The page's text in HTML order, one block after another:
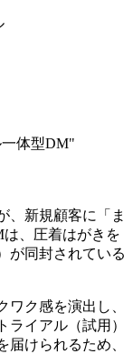
、新規顧客に「ま
、 圧着はがきを
が同封されている
ワク感を演出し、
イアル（試用）
届けられるため、